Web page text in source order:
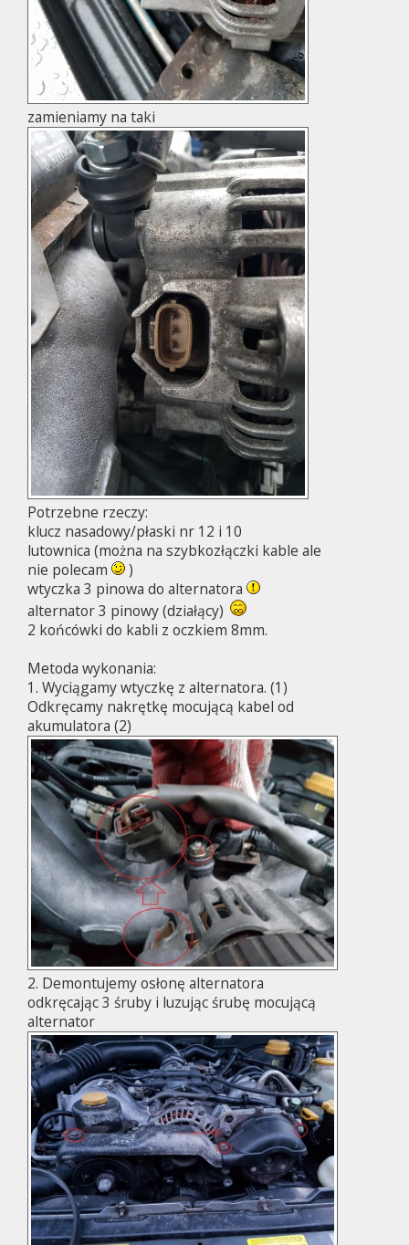
zamieniamy na taki
Potrzebne rzeczy:
klucz nasadowy/płaski nr 12 i 10
lutownica (można na szybkozłączki kable ale
nie polecam
)
wtyczka 3 pinowa do alternatora
alternator 3 pinowy (działący)
2 końcówki do kabli z oczkiem 8mm.
Metoda wykonania:
1. Wyciągamy wtyczkę z alternatora. (1)
Odkręcamy nakrętkę mocującą kabel od
akumulatora (2)
2. Demontujemy osłonę alternatora
odkręcając 3 śruby i luzując śrubę mocującą
alternator